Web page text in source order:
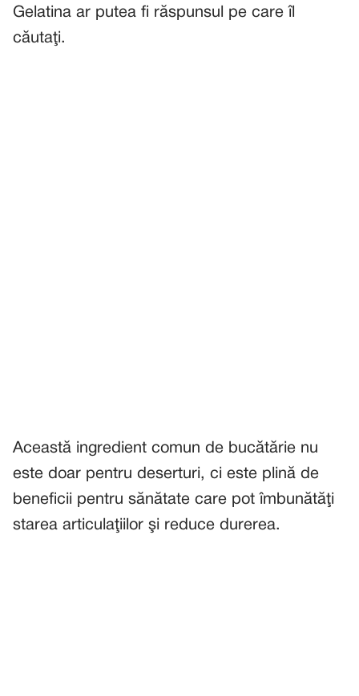
Gelatina ar putea fi răspunsul pe care îl
căutaţi.
Această ingredient comun de bucătărie nu
este doar pentru deserturi, ci este plină de
beneficii pentru sănătate care pot îmbunătăţi
starea articulaţiilor şi reduce durerea.